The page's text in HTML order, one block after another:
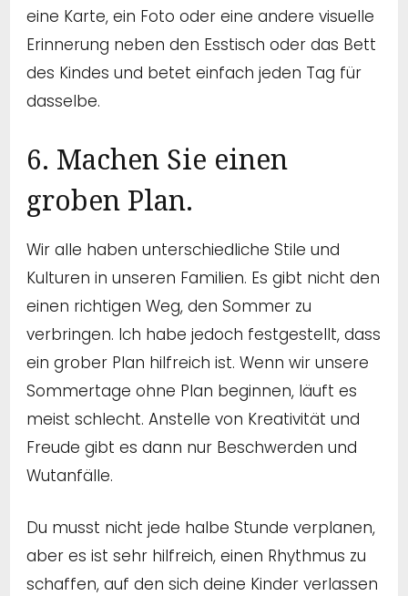
eine Karte, ein Foto oder eine andere visuelle
Erinnerung neben den Esstisch oder das Bett
des Kindes und betet einfach jeden Tag für
dasselbe.
6. Machen Sie einen
groben Plan.
Wir alle haben unterschiedliche Stile und
Kulturen in unseren Familien. Es gibt nicht den
einen richtigen Weg, den Sommer zu
verbringen. Ich habe jedoch festgestellt, dass
ein grober Plan hilfreich ist. Wenn wir unsere
Sommertage ohne Plan beginnen, läuft es
meist schlecht. Anstelle von Kreativität und
Freude gibt es dann nur Beschwerden und
Wutanfälle.
Du musst nicht jede halbe Stunde verplanen,
aber es ist sehr hilfreich, einen Rhythmus zu
schaffen, auf den sich deine Kinder verlassen